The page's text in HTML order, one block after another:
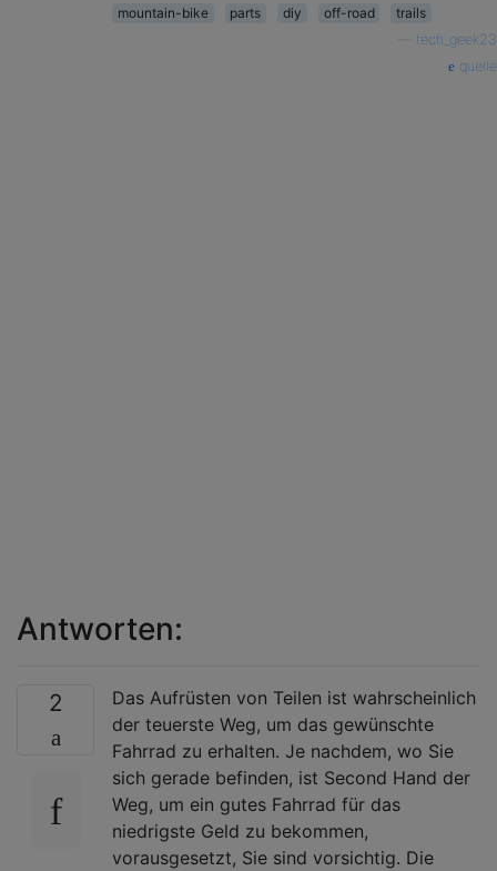
mountain-bike parts diy off-road
trails
tech_geek23
quelle
Antworten:
2
Das Aufrüsten von Teilen ist wahrscheinlich
der teuerste Weg, um das gewünschte
Fahrrad zu erhalten. Je nachdem, wo Sie
sich gerade befinden, ist Second Hand der
Weg, um ein gutes Fahrrad für das
niedrigste Geld zu bekommen,
vorausgesetzt, Sie sind vorsichtig. Die